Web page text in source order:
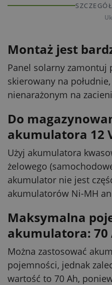
Montaż jest
Panel solarny zamontuj
skierowany na
nienarażonym na
Do
akumulatora 12
Użyj akumulatora
żelowego
akumulator nie jest
akumulatorów Ni-MH
Maksymalna
akumulatora: 70
Można zastosować
pojemności, jednak
wartość to 70 Ah,